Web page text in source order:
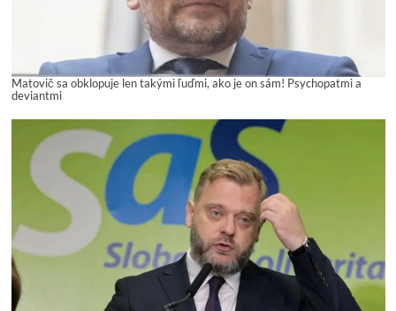
Matovič sa obklopuje len takými ľuďmi, ako je on sám! Psychopatmi a
deviantmi